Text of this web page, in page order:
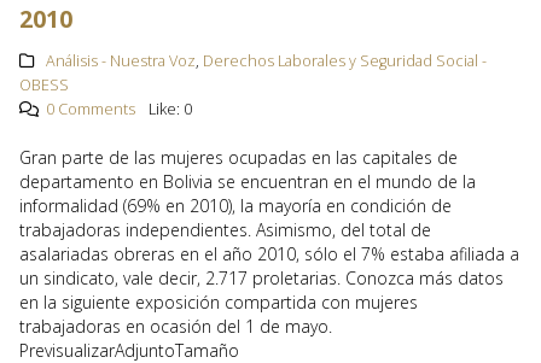
2010
Análisis - Nuestra Voz, Derechos Laborales y Seguridad Social -
OBESS
0 Comments
Like: 0
Gran parte de las mujeres ocupadas en las capitales de
departamento en Bolivia se encuentran en el mundo de la
informalidad (69% en 2010), la mayoría en condición de
trabajadoras independientes. Asimismo, del total de
asalariadas obreras en el año 2010, sólo el 7% estaba afiliada a
un sindicato, vale decir, 2.717 proletarias. Conozca más datos
en la siguiente exposición compartida con mujeres
trabajadoras en ocasión del 1 de mayo.
PrevisualizarAdjuntoTamaño